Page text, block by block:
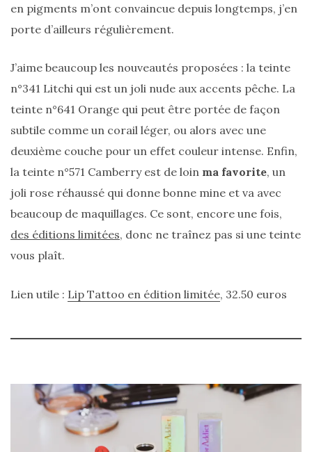
en pigments m’ont convaincue depuis longtemps, j’en
porte d’ailleurs régulièrement.
J’aime beaucoup les nouveautés proposées : la teinte
n°341 Litchi qui est un joli nude aux accents pêche. La
teinte n°641 Orange qui peut être portée de façon
subtile comme un corail léger, ou alors avec une
deuxième couche pour un effet couleur intense. Enfin,
la teinte n°571 Camberry est de loin ma favorite, un
joli rose réhaussé qui donne bonne mine et va avec
beaucoup de maquillages. Ce sont, encore une fois,
des éditions limitées, donc ne traînez pas si une teinte
vous plaît.
Lien utile : Lip Tattoo en édition limitée, 32.50 euros